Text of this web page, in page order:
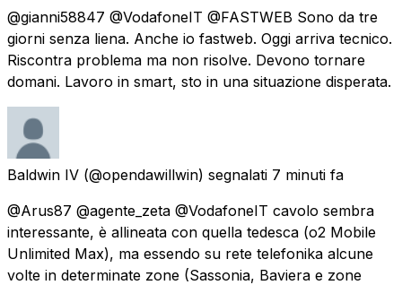
@gianni58847 @VodafoneIT @FASTWEB Sono da tre
giorni senza liena. Anche io fastweb. Oggi arriva tecnico.
Riscontra problema ma non risolve. Devono tornare
domani. Lavoro in smart, sto in una situazione disperata.
Baldwin IV (@opendawillwin) segnalati 7 minuti fa
@Arus87 @agente_zeta @VodafoneIT cavolo sembra
interessante, è allineata con quella tedesca (o2 Mobile
Unlimited Max), ma essendo su rete telefonika alcune
volte in determinate zone (Sassonia, Baviera e zone